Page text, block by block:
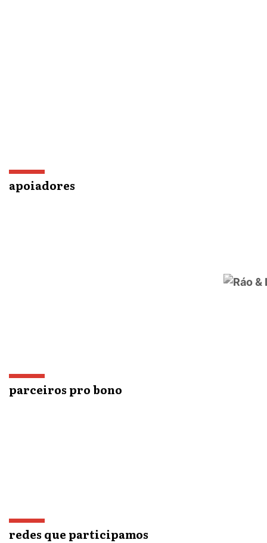
apoiadores
parceiros pro bono
redes que participamos